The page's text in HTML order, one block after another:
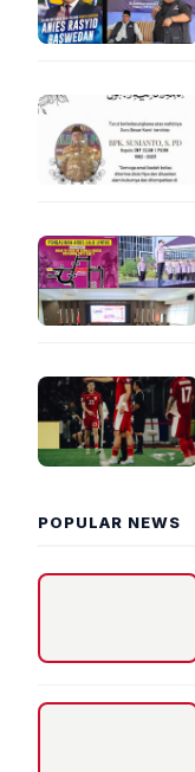
POPULAR NEWS